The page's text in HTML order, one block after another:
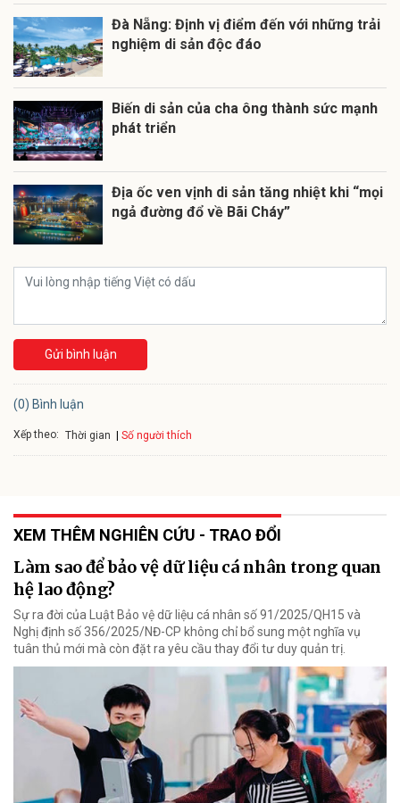
Đà Nẵng: Định vị điểm đến với những trải
nghiệm di sản độc đáo
Biến di sản của cha ông thành sức mạnh
phát triển
Địa ốc ven vịnh di sản tăng nhiệt khi “mọi
ngả đường đổ về Bãi Cháy”
Gửi bình luận
(0) Bình luận
Xếp theo: Thời gian Số người thích
XEM THÊM NGHIÊN CỨU - TRAO ĐỔI
Làm sao để bảo vệ dữ liệu cá nhân trong quan
hệ lao động?
Sự ra đời của Luật Bảo vệ dữ liệu cá nhân số 91/2025/QH15 và
Nghị định số 356/2025/NĐ-CP không chỉ bổ sung một nghĩa vụ
tuân thủ mới mà còn đặt ra yêu cầu thay đổi tư duy quản trị.